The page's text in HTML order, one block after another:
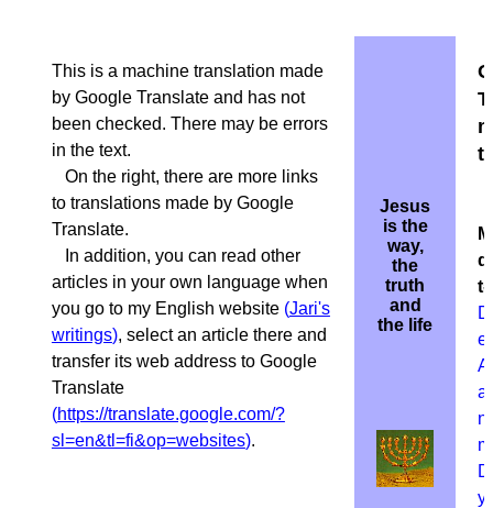
This is a machine translation made
by Google Translate and has not
been checked. There may be errors
in the text.
On the right, there are more links
to translations made by Google
Translate.
In addition, you can read other
articles in your own language when
you go to my English website (Jari's
writings), select an article there and
transfer its web address to Google
Translate
(https://translate.google.com/?
sl=en&tl=fi&op=websites).
Jesus
is the
way,
the
truth
and
the life